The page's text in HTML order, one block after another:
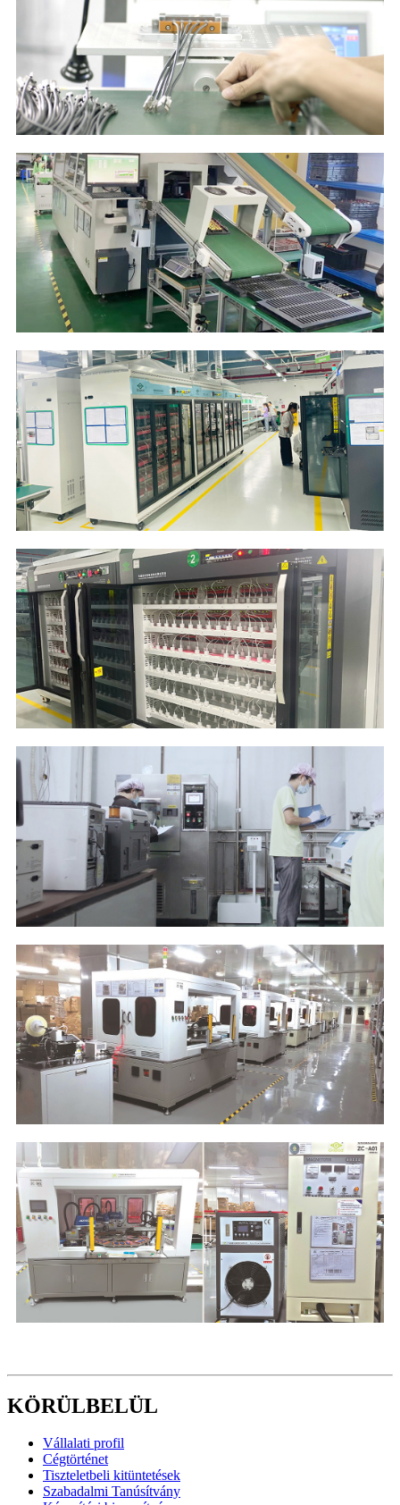
KÖRÜLBELÜL
Vállalati profil
Cégtörténet
Tiszteletbeli kitüntetések
Szabadalmi Tanúsítvány